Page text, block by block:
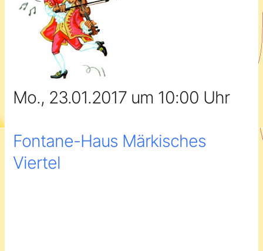
Mo., 23.01.2017 um 10:00 Uhr
Fontane-Haus Märkisches
Viertel